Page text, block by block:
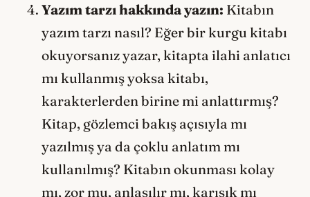
Yazım tarzı hakkında yazın: Kitabın
yazım tarzı nasıl? Eğer bir kurgu kitabı
okuyorsanız yazar, kitapta ilahi anlatıcı
mı kullanmış yoksa kitabı,
karakterlerden birine mi anlattırmış?
Kitap, gözlemci bakış açısıyla mı
yazılmış ya da çoklu anlatım mı
kullanılmış? Kitabın okunması kolay
mı, zor mu, anlaşılır mı, karışık mı